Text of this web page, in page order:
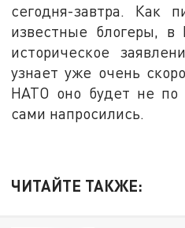
сегодня-завтра. Как
известные блогеры, в
историческое
узнает уже очень
НАТО оно будет не по
сами напросились.
ЧИТАЙТЕ ТАКЖЕ: